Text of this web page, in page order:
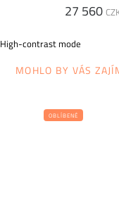
27 560
High-contrast mode
MOHLO BY VÁS
OBLÍBENÉ